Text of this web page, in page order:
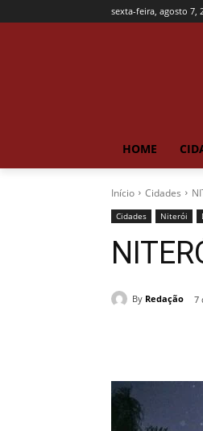
sexta-feira, agosto 7,
HOME
Início Cidades
Cidades Niterói
By Redação 7